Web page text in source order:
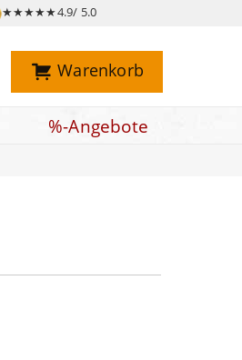
★★★★★4.9/ 5.0
Warenkorb
%-Angebote